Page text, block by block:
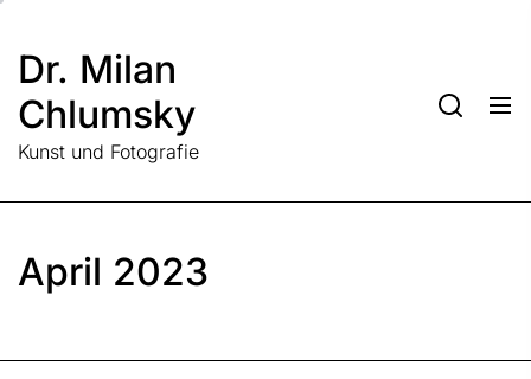
content
Dr. Milan
Chlumsky
Kunst und Fotografie
April 2023